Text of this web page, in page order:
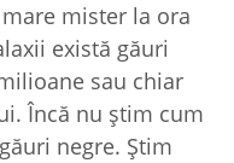
mister la ora
există găuri
sau chiar
Încă nu știm cum
negre. Știm